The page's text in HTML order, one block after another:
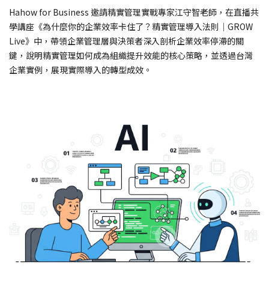
Hahow for Business 邀請精實管理實戰專家江守智老師，在直播共
學講座《為什麼你的企業效率卡住了？精實管理導入法則｜GROW
Live》中，帶領企業管理層與決策者深入剖析企業效率停滯的關
鍵，說明精實管理如何成為組織提升效能的核心策略，並透過台灣
企業實例，展現實際導入的轉型成效。